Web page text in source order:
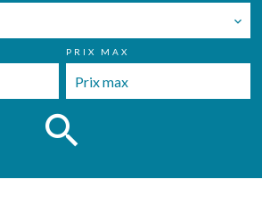
PRIX MAX